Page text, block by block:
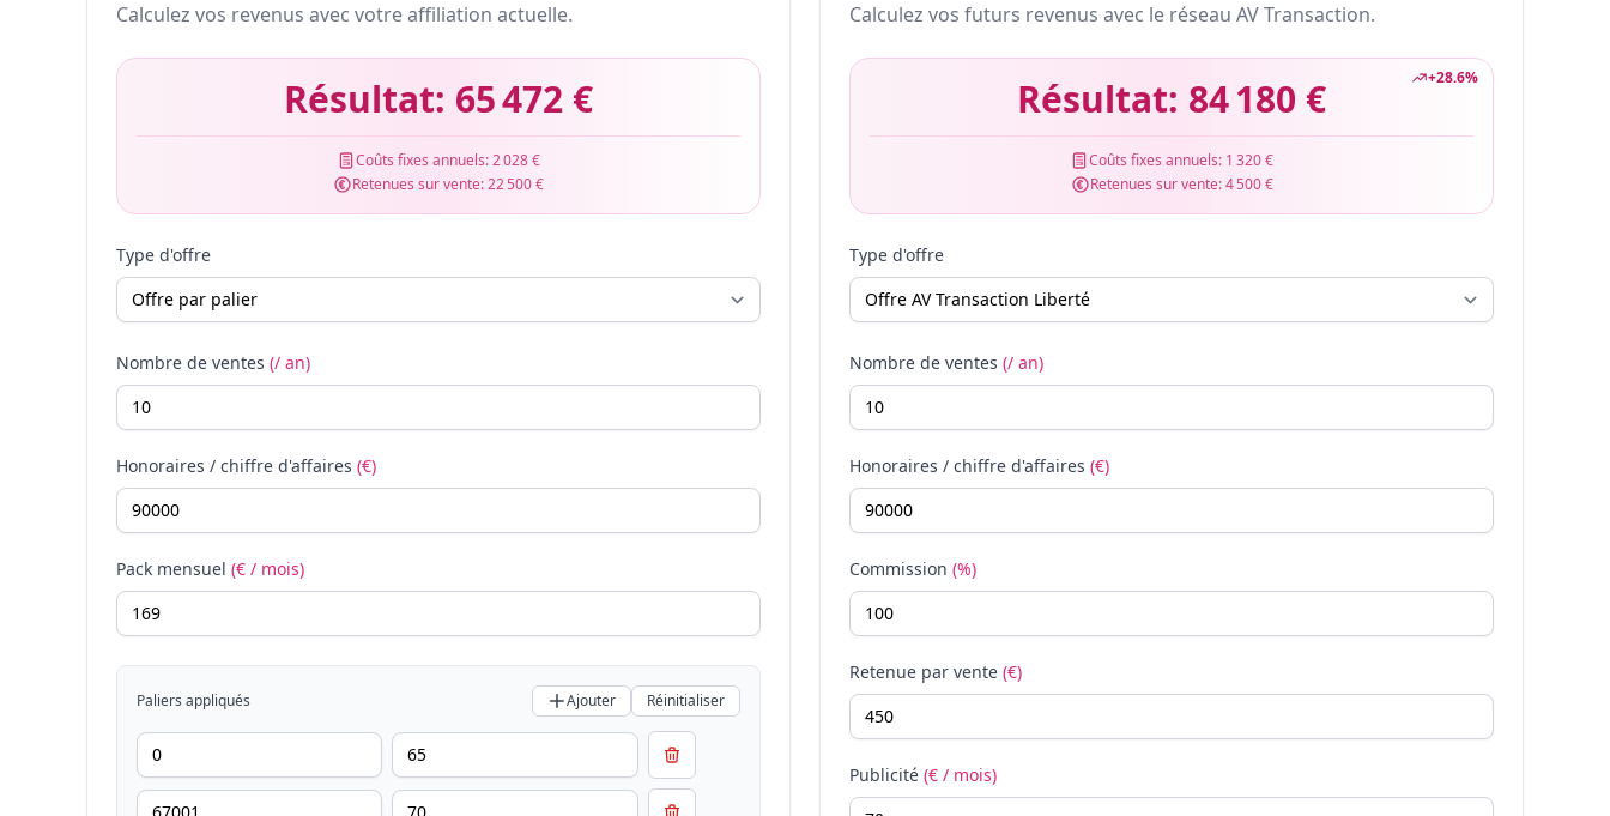
Calculez vos revenus avec votre affiliation actuelle.
Résultat: 65 472 €
Coûts fixes annuels:2 028 €
Retenues sur vente:22 500 €
Type d'offre
Nombre de ventes (/ an)
Honoraires / chiffre d'affaires (€)
Pack mensuel (€ / mois)
Paliers appliqués Ajouter Réinitialiser
Calculez vos futurs revenus avec le réseau AV Transaction.
+28.6%
Résultat: 84 180 €
Coûts fixes annuels: 1 320 €
Retenues sur vente:4 500 €
Type d'offre
Nombre de ventes (/ an)
Honoraires / chiffre d'affaires (€)
Commission (%)
Retenue par vente (€)
Publicité (€ / mois)